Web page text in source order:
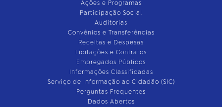
Ações e Programas
Participação Social
Auditorias
Convênios e Transferências
Receitas e Despesas
Licitações e Contratos
Empregados Públicos
Informações Classificadas
Serviço de Informação ao Cidadão (SIC)
Perguntas Frequentes
Dados Abertos